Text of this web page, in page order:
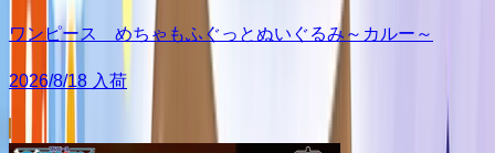
ワンピース めちゃもふぐっとぬいぐるみ～カルー～
2026/8/18 入荷